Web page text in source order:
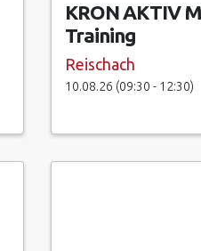
KRON AKTIV
Training
Reischach
10.08.26 (09:30 - 12:30)